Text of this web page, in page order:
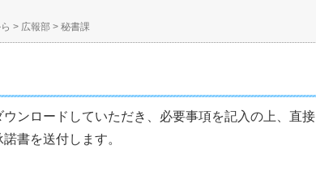
> 広報部 > 秘書課
ンロードしていただき、必要事項を記入の上、直接
書を送付します。